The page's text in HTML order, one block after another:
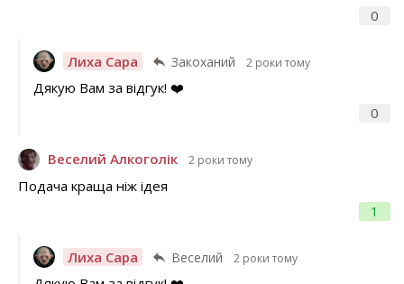
0
Лиха Сара Закоханий 2 роки тому
0
Дякую Вам за відгук! ❤️
Веселий Алкоголік 2 роки тому
1
Подача краща ніж ідея
Лиха Сара Веселий 2 роки тому